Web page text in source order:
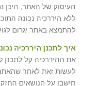
העיסוק של האתר, היכן
ללא היררכיה נכונה
להתמצא באתר יגרום
איך לתכנן היררכיה
את ההיררכיה קל לתכנן
לעשות זאת לאחר
חישבו על הנושאים